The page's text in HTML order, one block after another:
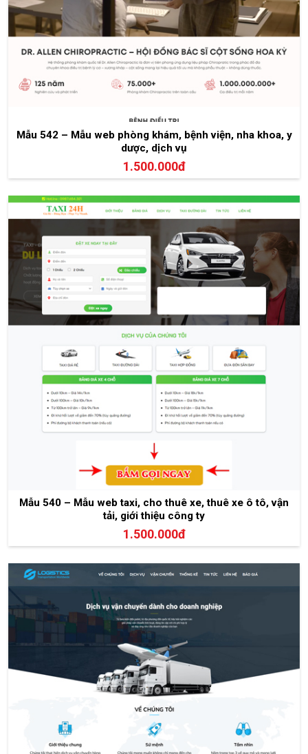
Mẫu 542 – Mẫu web phòng khám, bệnh viện, nha khoa, y
dược, dịch vụ
1.500.000đ
Mẫu 540 – Mẫu web taxi, cho thuê xe, thuê xe ô tô, vận
tải, giới thiệu công ty
1.500.000đ